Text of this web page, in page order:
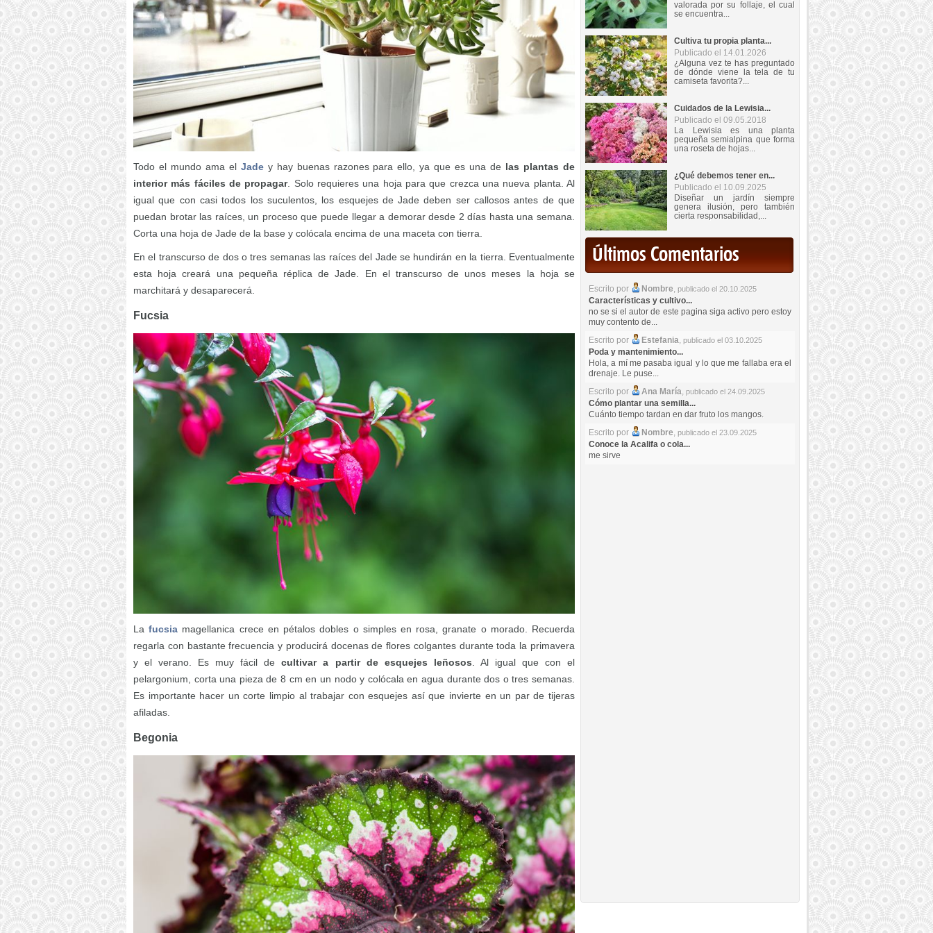
Todo el mundo ama el Jadey hay buenas razones para ello, ya que es una de las plantas de
interior más fáciles de propagar. Solo requieres una hoja para que crezca una nueva planta. Al
igual que con casi todos los suculentos, los esquejes de Jade deben ser callosos antes de que
puedan brotar las raíces, un proceso que puede llegar a demorar desde 2 días hasta una semana.
Corta una hoja de Jade de la base y colócala encima de una maceta con tierra.
En el transcurso de dos o tres semanas las raíces del Jade se hundirán en la tierra. Eventualmente
esta hoja creará una pequeña réplica de Jade. En el transcurso de unos meses la hoja se
marchitará y desaparecerá.
Fucsia
Lafucsia magellanica crece en pétalos dobles o simples en rosa, granate o morado. Recuerda
regarla con bastante frecuencia y producirá docenas de flores colgantes durante toda la primavera
y el verano. Es muy fácil decultivar a partir de esquejes leñosos . Al igual que con el
pelargonium, corta una pieza de 8 cm en un nodo y colócala en agua durante dos o tres semanas.
Es importante hacer un corte limpio al trabajar con esquejes así que invierte en un par de tijeras
afiladas.
Begonia
valorada por su follaje, el cual
se encuentra...
Cultiva tu propia planta...
Publicado el 14.01.2026
¿Alguna vez te has preguntado
de dónde viene la tela de tu
camiseta favorita?...
Cuidados de la Lewisia...
Publicado el 09.05.2018
La Lewisia es una planta
pequeña semialpina que forma
una roseta de hojas...
¿Qué debemos tener en...
Publicado el 10.09.2025
Diseñar un jardín siempre
genera ilusión, pero también
cierta responsabilidad,...
Últimos Comentarios
Escrito por Nombre, publicado el 20.10.2025
Características y cultivo...
no se si el autor de este pagina siga activo pero estoy
muy contento de...
Escrito por
Estefania, publicado el 03.10.2025
Poda y mantenimiento...
Hola, a mí me pasaba igual y lo que me fallaba era el
drenaje. Le puse...
Escrito por
Ana María, publicado el 24.09.2025
Cómo plantar una semilla...
Cuánto tiempo tardan en dar fruto los mangos.
Escrito por
Nombre, publicado el 23.09.2025
Conoce la Acalifa o cola...
me sirve